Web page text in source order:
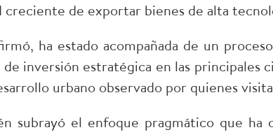
creciente de exportar bienes de alta
ha estado acompañada de un
inversión estratégica en las principales
urbano observado por quienes
subrayó el enfoque pragmático que